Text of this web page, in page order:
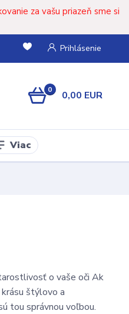
za vašu priazeň sme si
Prihlásenie
0 0,00 EUR
Viac
o vaše oči Ak
štýlovo a
tou správnou voľbou.